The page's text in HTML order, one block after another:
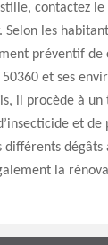
contactez
Selon les
préventif de
et ses
il procède à
et
dégâts
la